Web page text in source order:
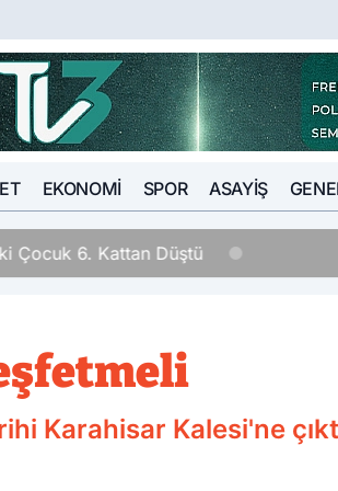
EKONOMI SPOR ASAYIŞ
Çocuk 6. Kattan Düştü
Karahisar Kalesi'ne